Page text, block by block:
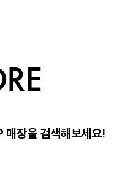
매장을 검색해보세요!